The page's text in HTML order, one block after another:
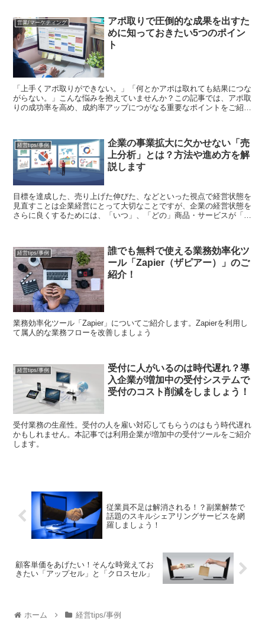
営業/マーケティング
アポ取りで圧倒的な成果を出すた
めに知っておきたい5つのポイン
ト
「上手くアポ取りができない。」「何とかアポは取れても結果につな
がらない。」こんな悩みを抱えていませんか？この記事では、アポ取
りの成功率を高め、成約率アップにつがなる重要なポイントをご紹介
経営tips/事例
企業の事業拡大に欠かせない「売
上分析」とは？方法や進め方を解
説します
目標を達成した、売り上げた伸びた、などといった視点で経営状態を
見直すことは企業経営にとって大切なことですが、企業の経営状態を
さらに良くするためには、「いつ」、「どの」商品・サービスが「ど
経営tips/事例
誰でも無料で使える業務効率化ツ
ール「Zapier（ザピアー）」のご
紹介！
業務効率化ツール「Zapier」についてご紹介します。Zapierを利用し
て属人的な業務フローを改善しましょう
経営tips/事例
受付に人がいるのは時代遅れ？導
入企業が増加中の受付システムで
受付のコスト削減をしましょう！
受付業務の生産性。受付の人を雇い対応してもらうのはもう時代遅れ
かもしれません。本記事では利用企業が増加中の受付ツールをご紹介
します。
従業員不足は解消される！？副業解禁で
話題のスキルシェアリングサービスを網
羅しましょう！
顧客単価をあげたい！そんな時覚えてお
きたい「アップセル」と「クロスセル」
ホーム 経営tips/事例